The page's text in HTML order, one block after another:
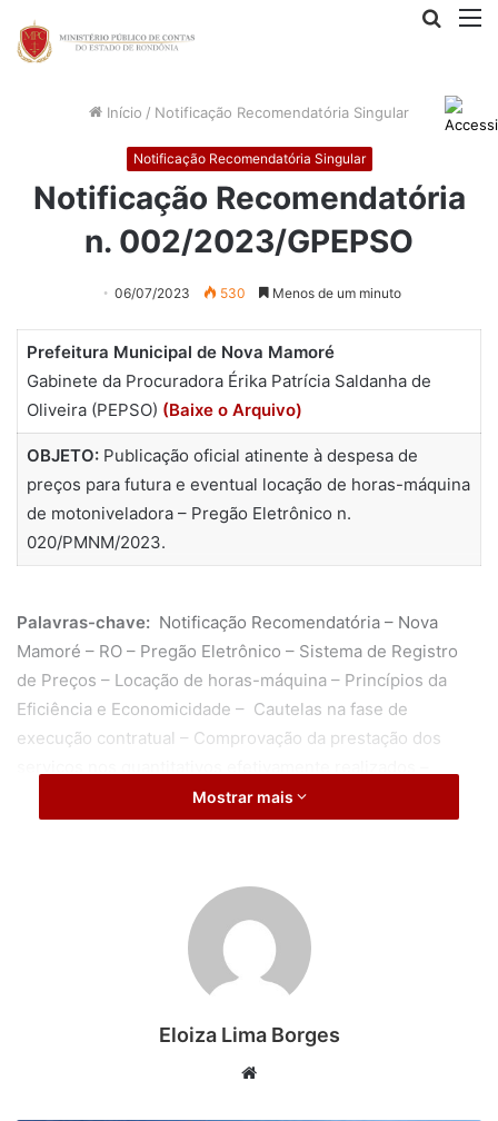
Início / Notificação Recomendatória Singular
Notificação Recomendatória Singular
Notificação Recomendatória
n. 002/2023/GPEPSO
06/07/2023 530 Menos de um minuto
Prefeitura Municipal de Nova Mamoré
Gabinete da Procuradora Érika Patrícia Saldanha de
Oliveira (PEPSO) (Baixe o Arquivo)
OBJETO:Publicação oficial atinente à despesa de
preços para futura e eventual locação de horas-máquina
de motoniveladora – Pregão Eletrônico n.
020/PMNM/2023.
Palavras-chave: Notificação Recomendatória – Nova
Mamoré – RO – Pregão Eletrônico – Sistema de Registro
de Preços – Locação de horas-máquina – Princípios da
Eficiência e Economicidade – Cautelas na fase de
execução contratual – Comprovação da prestação dos
sistema de controle de horas máquina – Diretrizes fixadas
na Decisão n. 148/2011-2ª Câmara do TCE-RO.
Mostrar mais
Eloiza Lima Borges
Website